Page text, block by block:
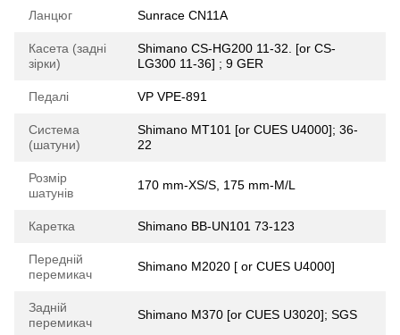
Ланцюг Sunrace CN11A
Касета (задні
зірки)
Shimano CS-HG200 11-32. [or CS-
LG300 11-36] ; 9 GER
Педалі VP VPE-891
Система
(шатуни)
Shimano MT101 [or CUES U4000]; 36-
22
Розмір
шатунів
170 mm-XS/S, 175 mm-M/L
Каретка Shimano BB-UN101 73-123
Передній
перемикач
Shimano M2020 [ or CUES U4000]
Задній
перемикач
Shimano M370 [or CUES U3020]; SGS